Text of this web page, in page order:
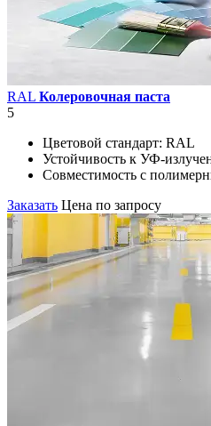
RAL Колеровочная паста
5
Цветовой стандарт: RAL
Устойчивость к УФ-
Совместимость с
Заказать Цена по запросу